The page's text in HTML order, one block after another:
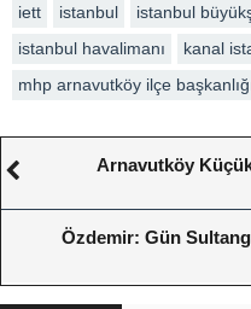
iett
istanbul
istanbul
istanbul havalimanı
kanal
mhp arnavutköy ilçe
Arnavutköy
Özdemir: Gün